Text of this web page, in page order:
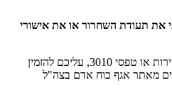
את תעודת השחרור או את אישורי
במקרה של אובדן אישור שירות או טפסי 3010, עליכם להזמין
מאתר אגף כוח אדם בצה"ל